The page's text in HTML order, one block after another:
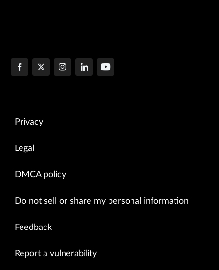
Privacy
Legal
DMCA policy
Do not sell or share my personal information
Feedback
Report a vulnerability